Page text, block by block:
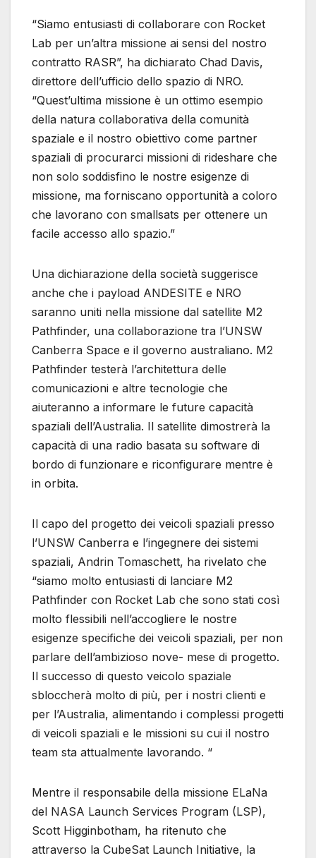
“Siamo entusiasti di collaborare con Rocket
Lab per un’altra missione ai sensi del nostro
contratto RASR”, ha dichiarato Chad Davis,
direttore dell’ufficio dello spazio di NRO.
“Quest’ultima missione è un ottimo esempio
della natura collaborativa della comunità
spaziale e il nostro obiettivo come partner
spaziali di procurarci missioni di rideshare che
non solo soddisfino le nostre esigenze di
missione, ma forniscano opportunità a coloro
che lavorano con smallsats per ottenere un
facile accesso allo spazio.”
Una dichiarazione della società suggerisce
anche che i payload ANDESITE e NRO
saranno uniti nella missione dal satellite M2
Pathfinder, una collaborazione tra l’UNSW
Canberra Space e il governo australiano. M2
Pathfinder testerà l’architettura delle
comunicazioni e altre tecnologie che
aiuteranno a informare le future capacità
spaziali dell’Australia. Il satellite dimostrerà la
capacità di una radio basata su software di
bordo di funzionare e riconfigurare mentre è
in orbita.
Il capo del progetto dei veicoli spaziali presso
l’UNSW Canberra e l’ingegnere dei sistemi
spaziali, Andrin Tomaschett, ha rivelato che
“siamo molto entusiasti di lanciare M2
Pathfinder con Rocket Lab che sono stati così
molto flessibili nell’accogliere le nostre
esigenze specifiche dei veicoli spaziali, per non
parlare dell’ambizioso nove- mese di progetto.
Il successo di questo veicolo spaziale
sbloccherà molto di più, per i nostri clienti e
per l’Australia, alimentando i complessi progetti
di veicoli spaziali e le missioni su cui il nostro
team sta attualmente lavorando. “
Mentre il responsabile della missione ELaNa
del NASA Launch Services Program (LSP),
Scott Higginbotham, ha ritenuto che
attraverso la CubeSat Launch Initiative, la